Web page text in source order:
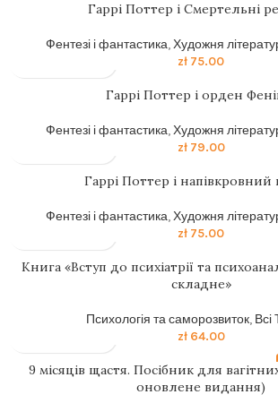
Гаррі Поттер і Смертельні
Фентезі і фантастика,Художня
zł 75.00
Гаррi Поттер i орден
Фентезі і фантастика,Художня
zł79.00
Гаррi Поттер i напiвкровний
Фентезі і фантастика,Художня
zł 75.00
Книга «Вступ до психіатрії та
складне»
Психологія та саморозвиток, Всі
zł64.00
9 місяців щастя. Посібник для
оновлене видання)